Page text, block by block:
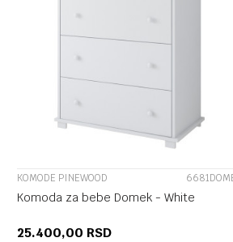
KOMODE PINEWOOD
Komoda za bebe Domek - White
25.400,00 RSD